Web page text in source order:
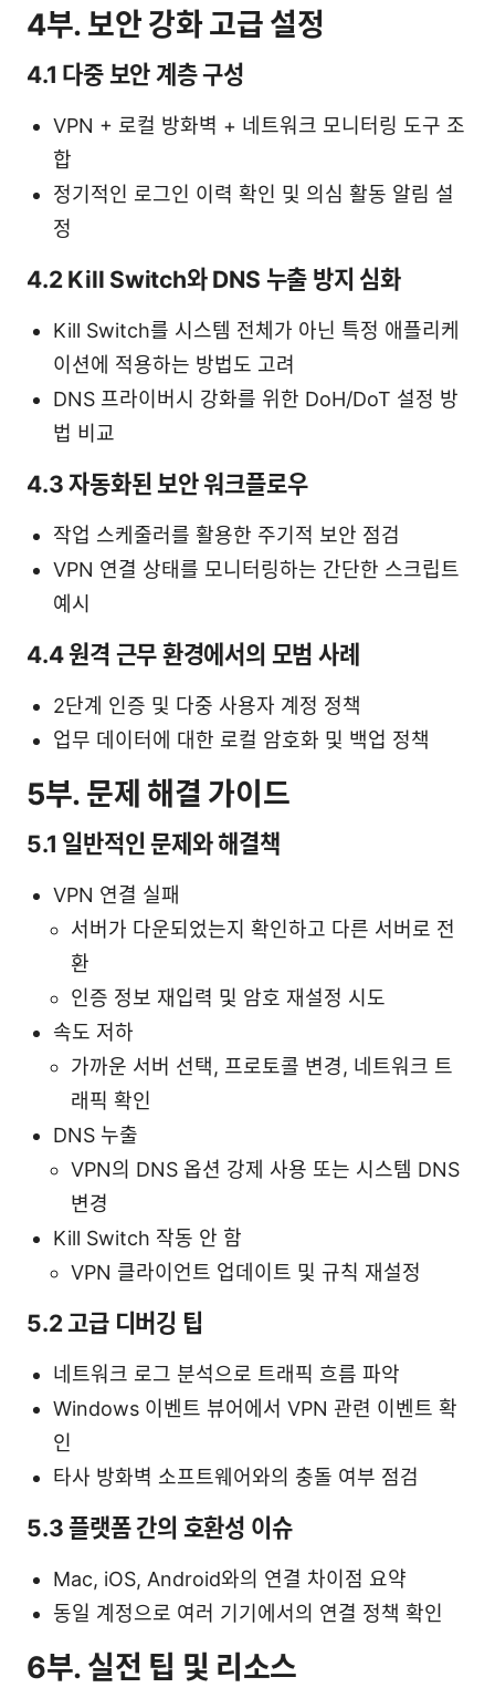
4부. 보안 강화 고급 설정
4.1 다중 보안 계층 구성
VPN + 로컬 방화벽 + 네트워크 모니터링 도구 조
합
정기적인 로그인 이력 확인 및 의심 활동 알림 설
정
4.2 Kill Switch와 DNS 누출 방지 심화
Kill Switch를 시스템 전체가 아닌 특정 애플리케
이션에 적용하는 방법도 고려
DNS 프라이버시 강화를 위한 DoH/DoT 설정 방
법 비교
4.3 자동화된 보안 워크플로우
작업 스케줄러를 활용한 주기적 보안 점검
VPN 연결 상태를 모니터링하는 간단한 스크립트
예시
4.4 원격 근무 환경에서의 모범 사례
2단계 인증 및 다중 사용자 계정 정책
업무 데이터에 대한 로컬 암호화 및 백업 정책
5부. 문제 해결 가이드
5.1 일반적인 문제와 해결책
VPN 연결 실패
서버가 다운되었는지 확인하고 다른 서버로 전
환
인증 정보 재입력 및 암호 재설정 시도
속도 저하
가까운 서버 선택, 프로토콜 변경, 네트워크 트
래픽 확인
DNS 누출
VPN의 DNS 옵션 강제 사용 또는 시스템 DNS
변경
Kill Switch 작동 안 함
VPN 클라이언트 업데이트 및 규칙 재설정
5.2 고급 디버깅 팁
네트워크 로그 분석으로 트래픽 흐름 파악
Windows 이벤트 뷰어에서 VPN 관련 이벤트 확
인
타사 방화벽 소프트웨어와의 충돌 여부 점검
5.3 플랫폼 간의 호환성 이슈
Mac, iOS, Android와의 연결 차이점 요약
동일 계정으로 여러 기기에서의 연결 정책 확인
6부. 실전 팁 및 리소스